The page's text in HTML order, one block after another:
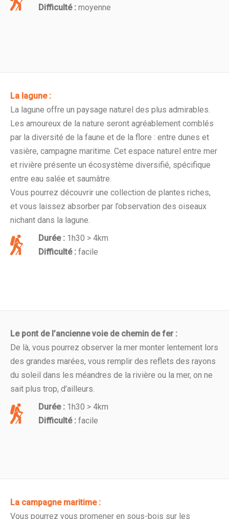
Difficulté : moyenne
La lagune :
La lagune offre un paysage naturel des plus admirables.
Les amoureux de la nature seront agréablement comblés
par la diversité de la faune et de la flore : entre dunes et
vasière, campagne maritime. Cet espace naturel entre mer
et rivière présente un écosystème diversifié, spécifique
entre eau salée et saumâtre.
Vous pourrez découvrir une collection de plantes riches,
et vous laissez absorber par l’observation des oiseaux
nichant dans la lagune.
Durée : 1h30 > 4km
Difficulté : facile
Le pont de l’ancienne voie de chemin de fer :
De là, vous pourrez observer la mer monter lentement lors
des grandes marées, vous remplir des reflets des rayons
du soleil dans les méandres de la rivière ou la mer, on ne
sait plus trop, d’ailleurs.
Durée : 1h30 > 4km
Difficulté : facile
La campagne maritime :
Vous pourrez vous promener en sous-bois sur les